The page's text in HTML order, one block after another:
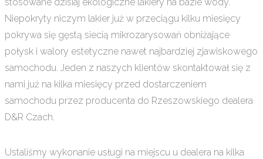
Niepokryty niczym lakier już w przeciągu kilku miesięcy
pokrywa się gęstą siecią mikrozarysowań obniżające
połysk i walory estetyczne nawet najbardziej zjawiskowego
samochodu. Jeden z naszych klientów skontaktował się z
nami już na kilka miesięcy przed dostarczeniem
samochodu przez producenta do Rzeszowskiego dealera
D&R Czach.
Ustaliśmy wykonanie usługi na miejscu u dealera na kilka